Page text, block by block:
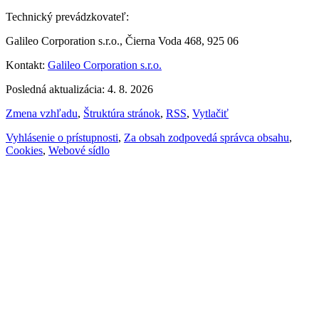
Technický prevádzkovateľ:
Galileo Corporation s.r.o., Čierna Voda 468, 925 06
Kontakt: Galileo Corporation s.r.o.
Posledná aktualizácia: 4. 8. 2026
Zmena vzhľadu, Štruktúra stránok, RSS, Vytlačiť
Vyhlásenie o prístupnosti, Za obsah zodpovedá správca obsahu,
Cookies, Webové sídlo